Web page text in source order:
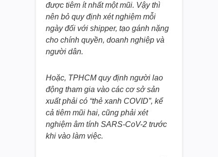
được tiêm ít nhất một mũi. Vậy thì
nên bỏ quy định xét nghiệm mỗi
ngày đối với shipper, tạo gánh nặng
cho chính quyền, doanh nghiệp và
người dân.
Hoặc, TPHCM quy định người lao
động tham gia vào các cơ sở sản
xuất phải có “thẻ xanh COVID”, kể
cả tiêm mũi hai, cũng phải xét
nghiệm âm tính SARS-CoV-2 trước
khi vào làm việc.